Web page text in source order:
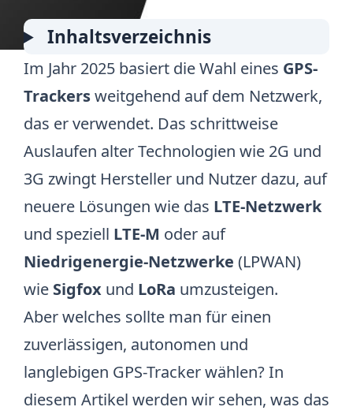
Inhaltsverzeichnis
Im Jahr 2025 basiert die Wahl eines GPS-
Trackersweitgehend auf dem Netzwerk,
das er verwendet. Das schrittweise
Auslaufen alter Technologien wie 2G und
3G zwingt Hersteller und Nutzer dazu, auf
neuere Lösungen wie das LTE-Netzwerk
und speziell LTE-M oder auf
Niedrigenergie-Netzwerke (LPWAN)
wie Sigfox und LoRa umzusteigen.
Aber welches sollte man für einen
zuverlässigen, autonomen und
langlebigen GPS-Tracker wählen? In
diesem Artikel werden wir sehen, was das